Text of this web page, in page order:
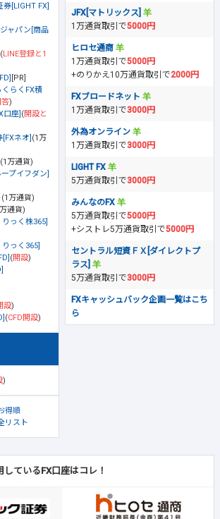
券[LIGHT FX]
ャパン[商品
(LINE登録と1
[PR]
らくFX積
答)
口座] (開設と
ネオ] (1万
(1万通貨)
プイフダン]
(1万通貨)
通貨)
っく株365]
っく365]
(開設)
設)
(CFD開設)
)
得順
リスト
JFX[マトリックス]
1万通貨取引で5000円
ヒロセ通商
1万通貨取引で5000円
+のりかえ10万通貨取引で2000円
FXブロードネット
1万通貨取引で3000円
外為オンライン
1万通貨取引で3000円
LIGHT FX
5万通貨取引で3000円
みんなのFX
5万通貨取引で5000円
+シストレ5万通貨取引で5000円
セントラル短資ＦＸ[ダイレクトプ
ラス]
5万通貨取引で3000円
FXキャッシュバック企画一覧はこち
ら
ているFX口座はコレ！